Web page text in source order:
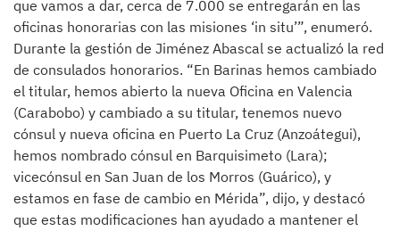
que vamos a dar, cerca de 7.000 se entregarán en las
oficinas honorarias con las misiones ‘in situ’”, enumeró.
Durante la gestión de Jiménez Abascal se actualizó la red
de consulados honorarios. “En Barinas hemos cambiado
el titular, hemos abierto la nueva Oficina en Valencia
(Carabobo) y cambiado a su titular, tenemos nuevo
cónsul y nueva oficina en Puerto La Cruz (Anzoátegui),
hemos nombrado cónsul en Barquisimeto (Lara);
vicecónsul en San Juan de los Morros (Guárico), y
estamos en fase de cambio en Mérida”, dijo, y destacó
que estas modificaciones han ayudado a mantener el